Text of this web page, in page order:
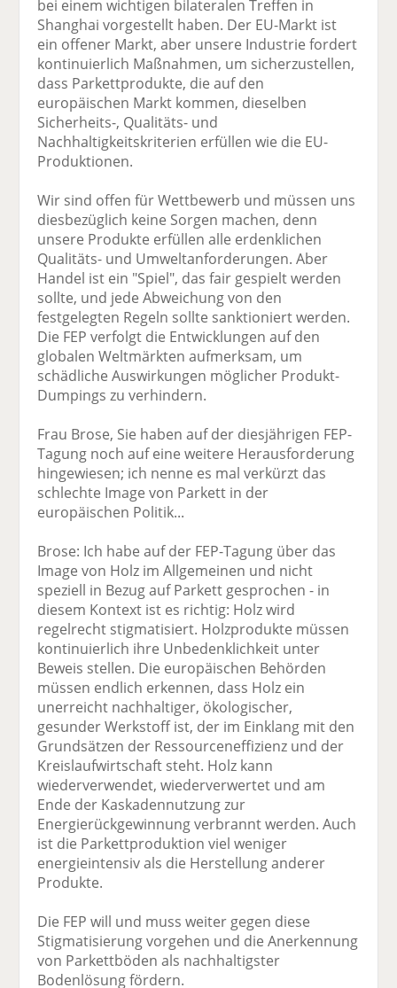
bei einem wichtigen bilateralen Treffen in
Shanghai vorgestellt haben. Der EU-Markt ist
ein offener Markt, aber unsere Industrie fordert
kontinuierlich Maßnahmen, um sicherzustellen,
dass Parkettprodukte, die auf den
europäischen Markt kommen, dieselben
Sicherheits-, Qualitäts- und
Nachhaltigkeitskriterien erfüllen wie die EU-
Produktionen.
Wir sind offen für Wettbewerb und müssen uns
diesbezüglich keine Sorgen machen, denn
unsere Produkte erfüllen alle erdenklichen
Qualitäts- und Umweltanforderungen. Aber
Handel ist ein "Spiel", das fair gespielt werden
sollte, und jede Abweichung von den
festgelegten Regeln sollte sanktioniert werden.
Die FEP verfolgt die Entwicklungen auf den
globalen Weltmärkten aufmerksam, um
schädliche Auswirkungen möglicher Produkt-
Dumpings zu verhindern.
Frau Brose, Sie haben auf der diesjährigen FEP-
Tagung noch auf eine weitere Herausforderung
hingewiesen; ich nenne es mal verkürzt das
schlechte Image von Parkett in der
europäischen Politik...
Brose: Ich habe auf der FEP-Tagung über das
Image von Holz im Allgemeinen und nicht
speziell in Bezug auf Parkett gesprochen - in
diesem Kontext ist es richtig: Holz wird
regelrecht stigmatisiert. Holzprodukte müssen
kontinuierlich ihre Unbedenklichkeit unter
Beweis stellen. Die europäischen Behörden
müssen endlich erkennen, dass Holz ein
unerreicht nachhaltiger, ökologischer,
gesunder Werkstoff ist, der im Einklang mit den
Grundsätzen der Ressourceneffizienz und der
Kreislaufwirtschaft steht. Holz kann
wiederverwendet, wiederverwertet und am
Ende der Kaskadennutzung zur
Energierückgewinnung verbrannt werden. Auch
ist die Parkettproduktion viel weniger
energieintensiv als die Herstellung anderer
Produkte.
Die FEP will und muss weiter gegen diese
Stigmatisierung vorgehen und die Anerkennung
von Parkettböden als nachhaltigster
Bodenlösung fördern.